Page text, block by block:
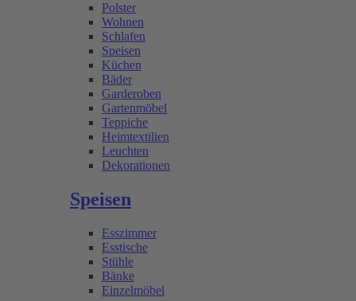
Polster
Wohnen
Schlafen
Speisen
Küchen
Bäder
Garderoben
Gartenmöbel
Teppiche
Heimtextilien
Leuchten
Dekorationen
Speisen
Esszimmer
Esstische
Stühle
Bänke
Einzelmöbel